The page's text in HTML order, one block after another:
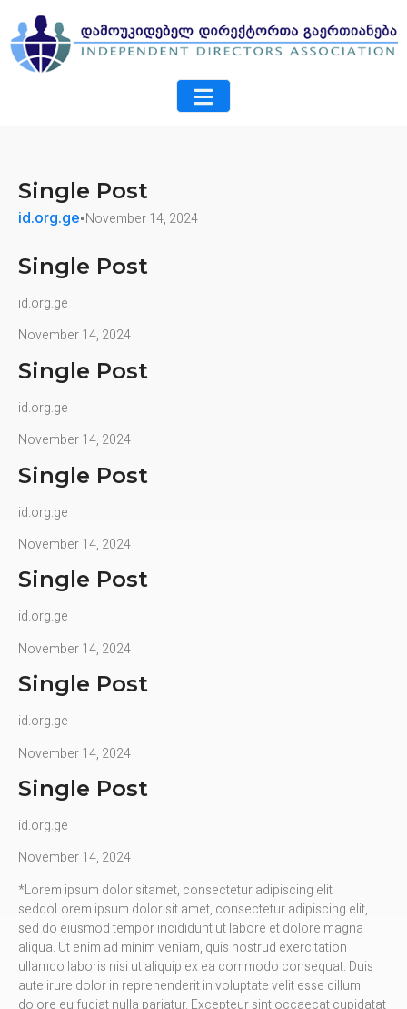
Single Post
id.org.ge November 14, 2024
Single Post
id.org.ge
November 14, 2024
Single Post
id.org.ge
November 14, 2024
Single Post
id.org.ge
November 14, 2024
Single Post
id.org.ge
November 14, 2024
Single Post
id.org.ge
November 14, 2024
Single Post
id.org.ge
November 14, 2024
*Lorem ipsum dolor sitamet, consectetur adipiscing elit
seddoLorem ipsum dolor sit amet, consectetur adipiscing elit,
sed do eiusmod tempor incididunt ut labore et dolore magna
aliqua. Ut enim ad minim veniam, quis nostrud exercitation
ullamco laboris nisi ut aliquip ex ea commodo consequat. Duis
aute irure dolor in reprehenderit in voluptate velit esse cillum
dolore eu fugiat nulla pariatur. Excepteur sint occaecat cupidatat